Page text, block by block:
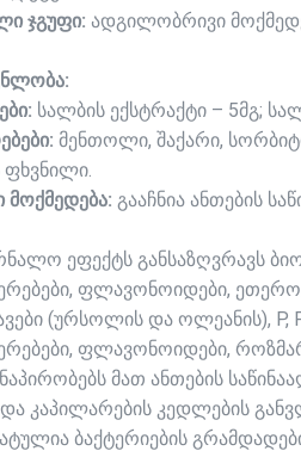
ჯგუფი: ადგილობრივი
სალბის ექსტრაქტი – 5მგ;
მენთოლი, შაქარი,
ფხვნილი.
გააჩნია ანთების
ეფექტს განსაზღვრავს
ფლავონოიდები,
(ურსოლის და ოლეანის), P,
ფლავონოიდები,
მათ ანთების
კაპილარების კედლების
ბაქტერიების